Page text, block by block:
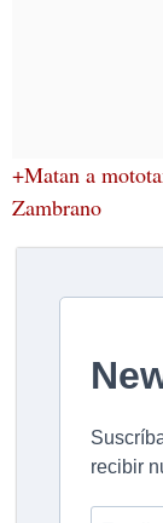
+Matan a
Zambrano